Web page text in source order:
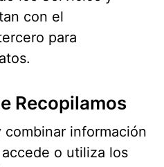
con el
para
Recopilamos
información
o utiliza los